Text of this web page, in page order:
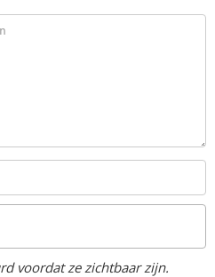
voordat ze zichtbaar zijn.